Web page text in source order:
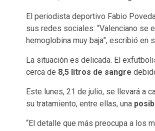
El periodista deportivo Fabio
sus redes sociales: “Valenciano se
hemoglobina muy baja”, escribió en
La situación es delicada. El
cerca de 8,5 litros de sangre
Este lunes, 21 de julio, se llevará a
su tratamiento, entre ellas, una
“El detalle que más preocupa a los